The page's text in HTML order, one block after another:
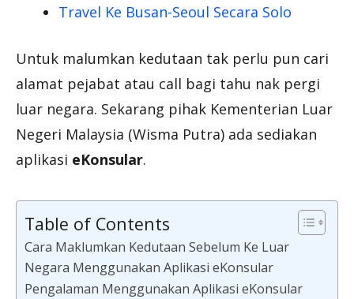
Travel Ke Busan-Seoul Secara Solo
Untuk malumkan kedutaan tak perlu pun cari
alamat pejabat atau call bagi tahu nak pergi
luar negara. Sekarang pihak Kementerian Luar
Negeri Malaysia (Wisma Putra) ada sediakan
aplikasi eKonsular.
Table of Contents
Cara Maklumkan Kedutaan Sebelum Ke Luar
Negara Menggunakan Aplikasi eKonsular
Pengalaman Menggunakan Aplikasi eKonsular